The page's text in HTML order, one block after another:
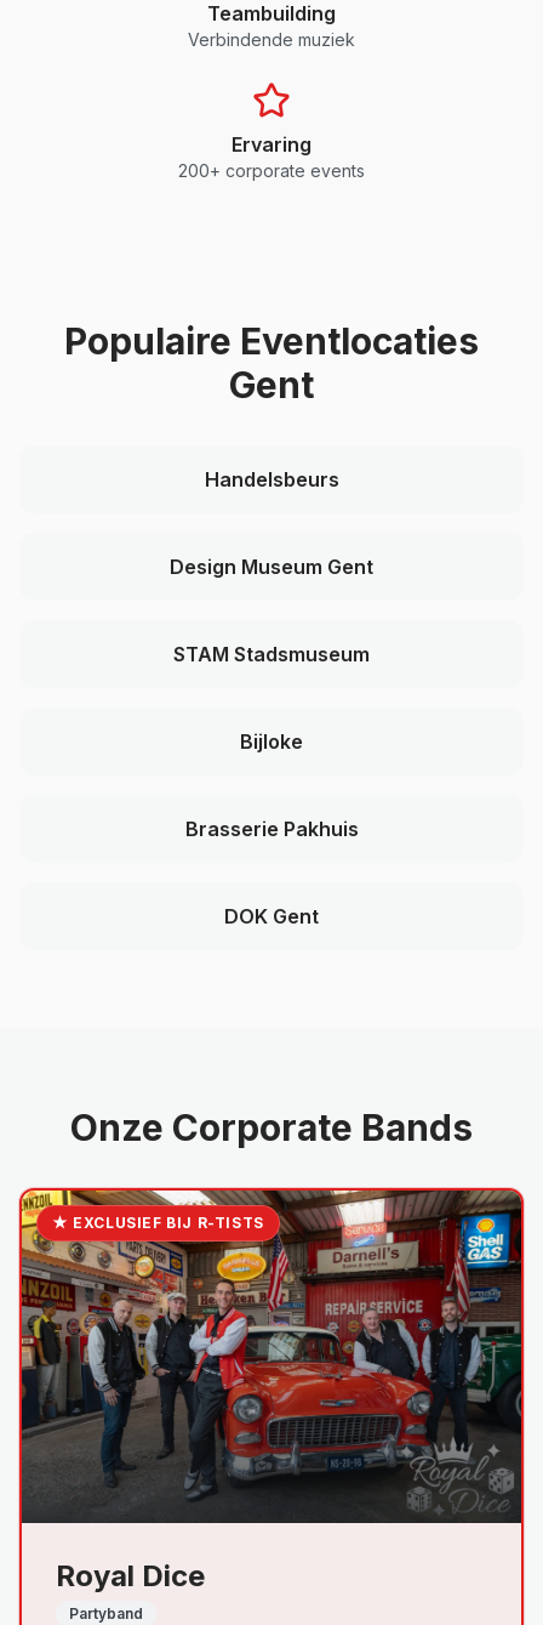
Teambuilding
Verbindende muziek
Ervaring
200+ corporate events
Populaire Eventlocaties
Gent
Handelsbeurs
Design Museum Gent
STAM Stadsmuseum
Bijloke
Brasserie Pakhuis
DOK Gent
Onze Corporate Bands
★ EXCLUSIEF BIJ R-TISTS
Royal Dice
Partyband